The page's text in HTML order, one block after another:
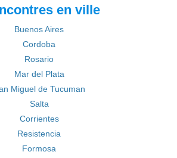
en ville
Buenos Aires
Cordoba
Rosario
Mar del Plata
Miguel de Tucuman
Salta
Corrientes
Resistencia
Formosa